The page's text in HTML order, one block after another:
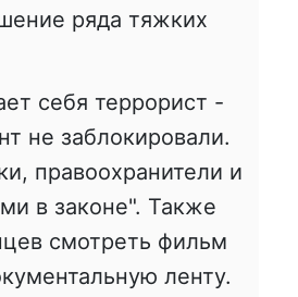
ряда тяжких
себя террорист -
не заблокировали.
правоохранители и
в законе". Также
смотреть фильм
ленту.